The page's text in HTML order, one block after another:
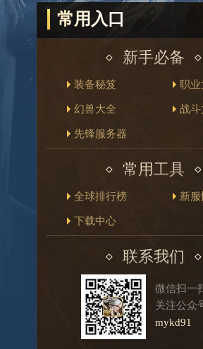
常用入口
新手必备
装备秘笈 职业
幻兽大全 战斗
先锋服务器
常用工具
全球排行榜 新
下载中心
联系我们
微信扫一
关注公众
mykd91